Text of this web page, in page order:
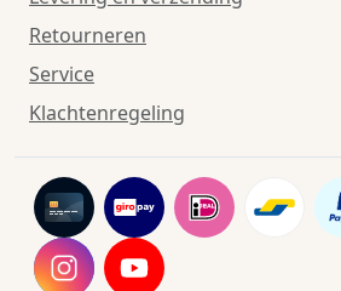
Retourneren
Service
Klachtenregeling